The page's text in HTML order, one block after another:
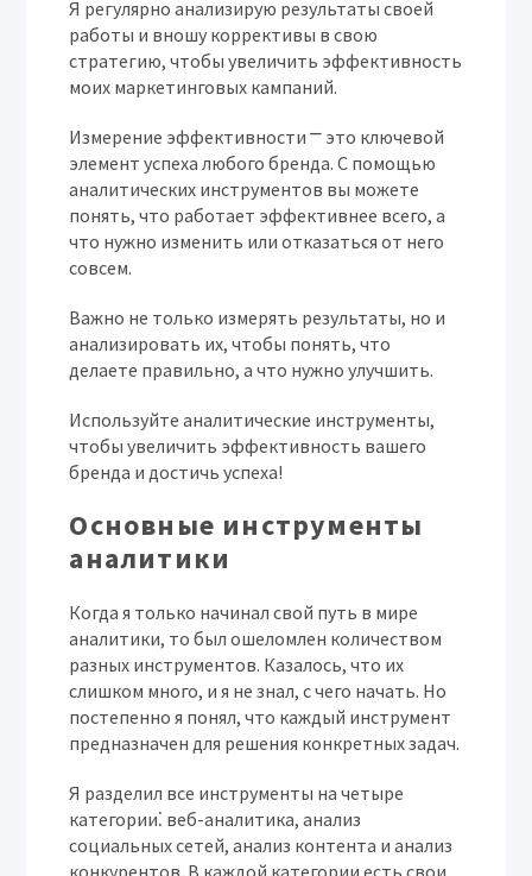
Я регулярно анализирую результаты своей
работы и вношу коррективы в свою
стратегию, чтобы увеличить эффективность
моих маркетинговых кампаний.
Измерение эффективности ⎻ это ключевой
элемент успеха любого бренда. С помощью
аналитических инструментов вы можете
понять, что работает эффективнее всего, а
что нужно изменить или отказаться от него
совсем.
Важно не только измерять результаты, но и
анализировать их, чтобы понять, что
делаете правильно, а что нужно улучшить.
Используйте аналитические инструменты,
чтобы увеличить эффективность вашего
бренда и достичь успеха!
Основные инструменты
аналитики
Когда я только начинал свой путь в мире
аналитики, то был ошеломлен количеством
разных инструментов. Казалось, что их
слишком много, и я не знал, с чего начать. Но
постепенно я понял, что каждый инструмент
предназначен для решения конкретных задач.
Я разделил все инструменты на четыре
категории⁚ веб-аналитика, анализ
социальных сетей, анализ контента и анализ
конкурентов. В каждой категории есть свои